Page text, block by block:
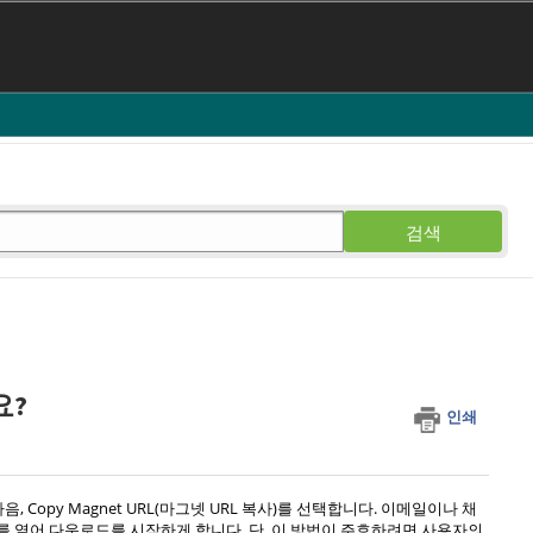
검색
? 인쇄
, Copy Magnet URL(마그넷 URL 복사)를 선택합니다. 이메일이나 채